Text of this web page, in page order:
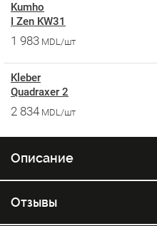
Kumho
I Zen KW31
1 983 MDL/шт
Kleber
Quadraxer 2
2 834 MDL/шт
Описание
Отзывы